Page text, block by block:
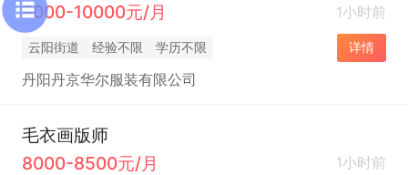
8000-10000元/月
1小时前
云阳街道 经验不限 学历不限 详情
丹阳丹京华尔服装有限公司
毛衣画版师
8000-8500元/月
1小时前